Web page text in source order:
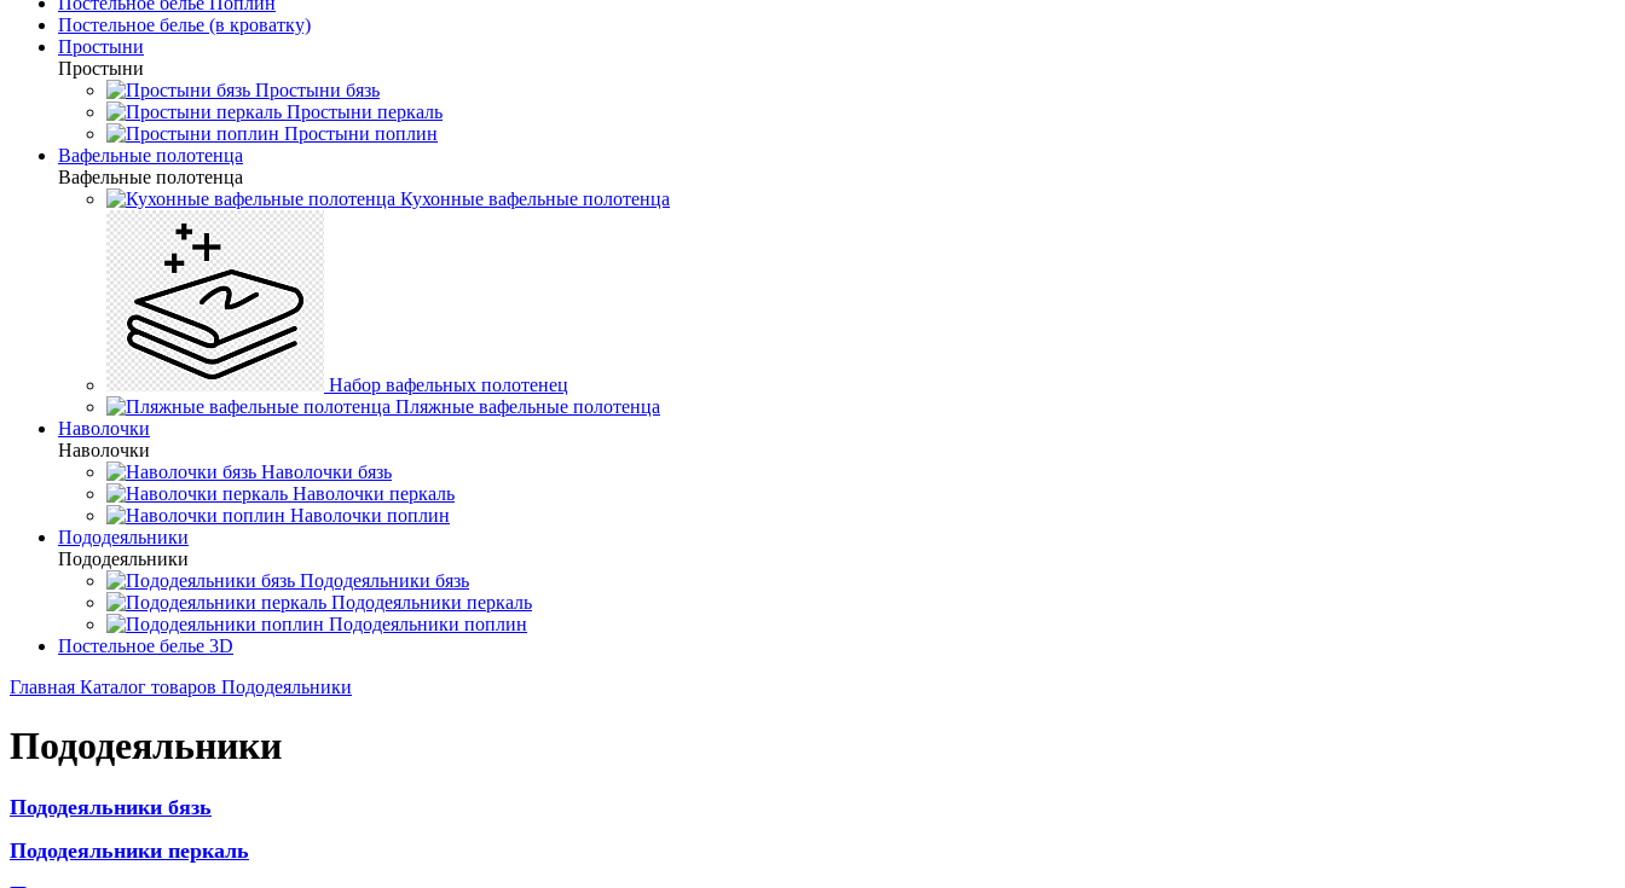
Постельное белье (в кроватку)
Простыни
Простыни
Простыни бязь
Простыни перкаль
Простыни поплин
Вафельные полотенца
Вафельные полотенца
Кухонные вафельные полотенца
Набор вафельных полотенец
Пляжные вафельные полотенца
Наволочки
Наволочки
Наволочки бязь
Наволочки перкаль
Наволочки поплин
Пододеяльники
Пододеяльники
Пододеяльники бязь
Пододеяльники перкаль
Пододеяльники поплин
Постельное белье 3D
Главная Каталог товаров Пододеяльники
Пододеяльники
Пододеяльники бязь
Пододеяльники перкаль